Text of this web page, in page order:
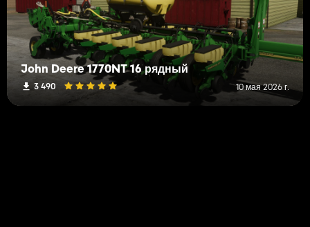
John Deere 1770NT 16 рядный
3 490 10 мая 2026 г.